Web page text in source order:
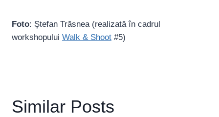
Foto: Ștefan Trăsnea (realizată în cadrul
workshopului Walk & Shoot #5)
Similar Posts